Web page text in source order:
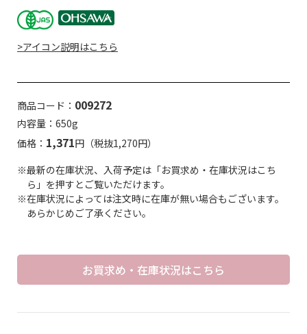
>アイコン説明はこちら
商品コード： 009272
内容量：650g
価格： 1,371円（税抜1,270円）
※最新の在庫状況、入荷予定は「お買求め・在庫状況はこち
ら」を押すとご覧いただけます。
※在庫状況によっては注文時に在庫が無い場合もございます。
あらかじめご了承ください。
お買求め・在庫状況はこちら